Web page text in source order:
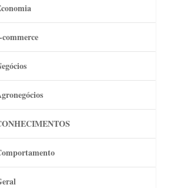
commerce